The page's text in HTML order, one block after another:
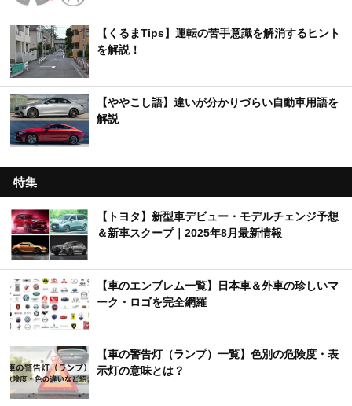
【くるまTips】運転の苦手意識を解消するヒント
を解説！
【ややこし語】違いが分かりづらい自動車用語を
解説
特集
【トヨタ】新型車デビュー・モデルチェンジ予想
＆新車スクープ｜2025年8月最新情報
【車のエンブレム一覧】日本車＆外車の珍しいマ
ーク・ロゴを完全網羅
【車の警告灯（ランプ）一覧】色別の危険度・表
示灯の意味とは？